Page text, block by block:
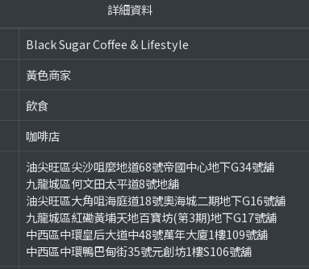
詳細資料
Black Sugar Coffee & Lifestyle
黃色商家
飲食
咖啡店
油尖旺區尖沙咀麼地道68號帝國中心地下G34號舖
九龍城區何文田太平道8號地舖
油尖旺區大角咀海庭道18號奧海城二期地下G16號舖
九龍城區紅磡黃埔天地百寶坊(第3期)地下G17號舖
中西區中環皇后大道中48號萬年大廈1樓109號舖
中西區中環鴨巴甸街35號元創坊1樓S106號舖